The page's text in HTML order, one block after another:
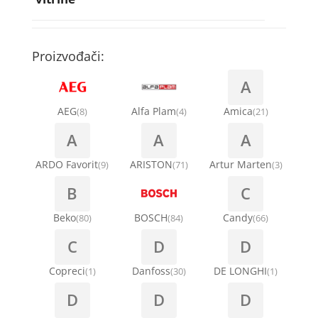
Ručice za vrata za veš mašinu
Šarke za veš mašine
Stakla i okviri vrata za veš mašinu
Termostati i hidrostati za veš mašine
Točkići za sudo mašine
Kompresori za klima uređaje
Kondenz creva
Nosači za klimu
Ostali materijal za montažu klima uređaja
Proizvođači:
AEG(8) Alfa Plam(4)
A
Amica(21)
A
ARDO Favorit(9)
A
ARISTON(71)
A
Artur Marten(3)
B
Beko(80) BOSCH(84)
C
Candy(66)
C
Copreci(1)
D
Danfoss(30)
D
DE LONGHI(1)
D D D